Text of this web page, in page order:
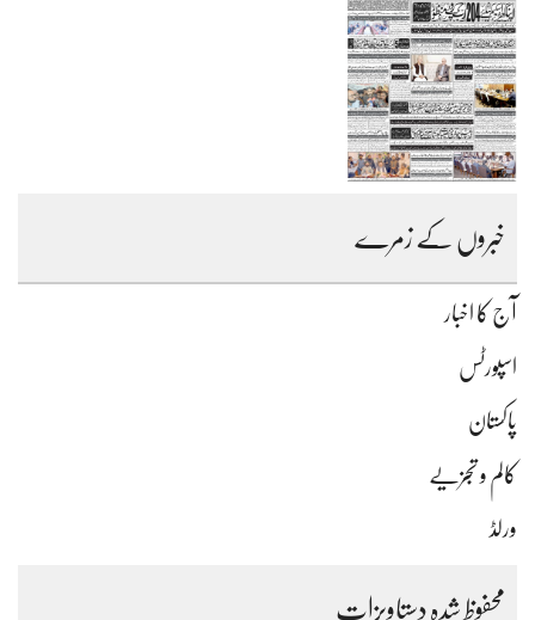
خبروں کے زمرے
آج کا اخبار
اسپورٹس
پاکستان
کالم و تجزیے
ورلڈ
محفوظ شدہ دستاویزات